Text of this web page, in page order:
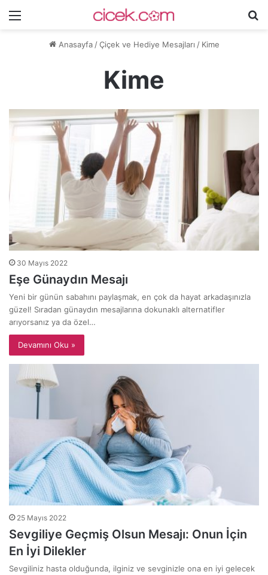
Menü
Anasayfa / Çiçek ve Hediye Mesajları / Kime
Kime
30 Mayıs 2022
Eşe Günaydın Mesajı
Yeni bir günün sabahını paylaşmak, en çok da hayat arkadaşınızla
güzel! Sıradan günaydın mesajlarına dokunaklı alternatifler
arıyorsanız ya da özel…
Devamını Oku »
25 Mayıs 2022
Sevgiliye Geçmiş Olsun Mesajı: Onun İçin
En İyi Dilekler
Sevgiliniz hasta olduğunda, ilginiz ve sevginizle ona en iyi gelecek